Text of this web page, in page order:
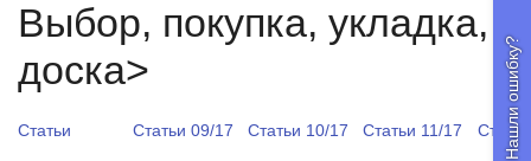
Выбор, покупка, укладка,
доска>
Статьи Статьи 09/17 Статьи 10/17 Статьи 11/17 Нашли ошибку?